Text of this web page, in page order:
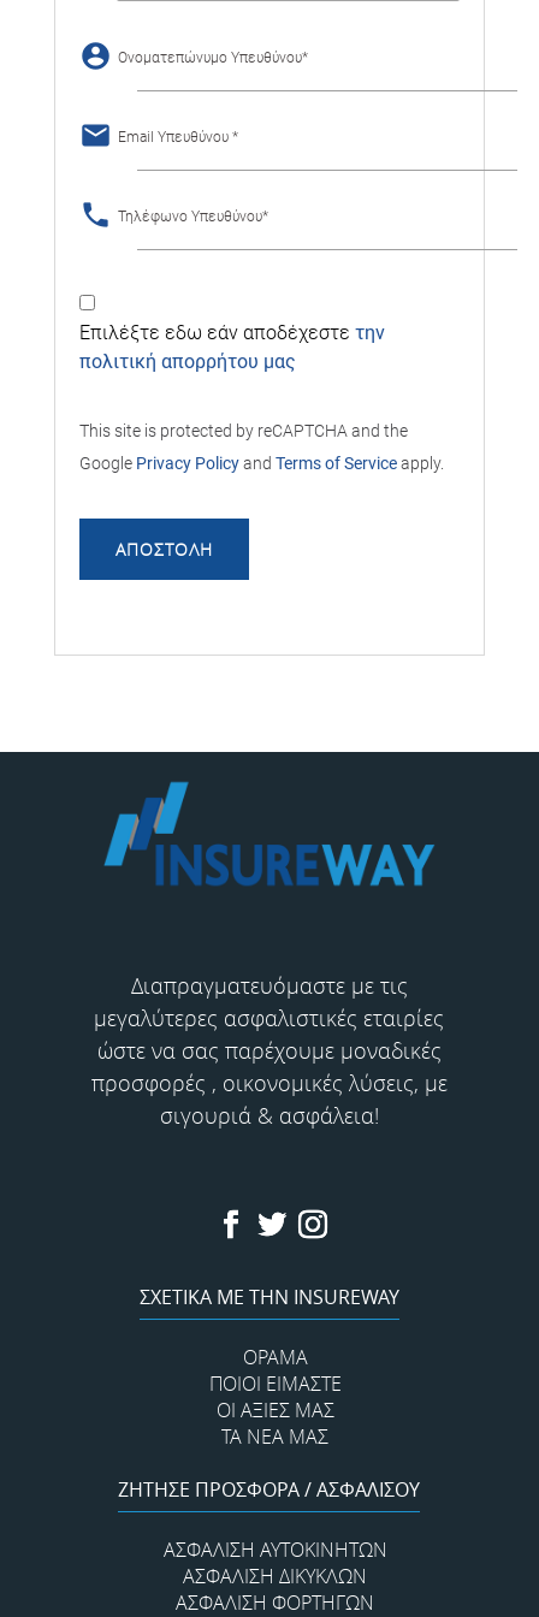
account_circle Ονοματεπώνυμο Υπευθύνου
email Email Υπευθύνου
phone Τηλέφωνο Υπευθύνου
Επιλέξτε εδω εάν αποδέχεστε την
πολιτική απορρήτου μας
This site is protected by reCAPTCHA and the
Google Privacy Policyand Terms of Serviceapply.
Διαπραγματευόμαστε με τις
μεγαλύτερες ασφαλιστικές εταιρίες
ώστε να σας παρέχουμε μοναδικές
προσφορές , οικονομικές λύσεις, με
σιγουριά & ασφάλεια!
ΣΧΕΤΙΚΑ ΜΕ ΤΗΝ INSUREWAY
ΟΡΑΜΑ
ΠΟΙΟΊ ΕΊΜΑΣΤΕ
ΟΙ ΑΞΊΕΣ ΜΑΣ
ΤΑ ΝΕΑ ΜΑΣ
ΖΗΤΗΣΕ ΠΡΟΣΦΟΡΑ / ΑΣΦΑΛΙΣΟΥ
ΑΣΦΆΛΙΣΗ ΑΥΤΟΚΙΝΉΤΩΝ
ΑΣΦΆΛΙΣΗ ΔΊΚΥΚΛΩΝ
ΑΣΦΆΛΙΣΗ ΦΟΡΤΗΓΏΝ